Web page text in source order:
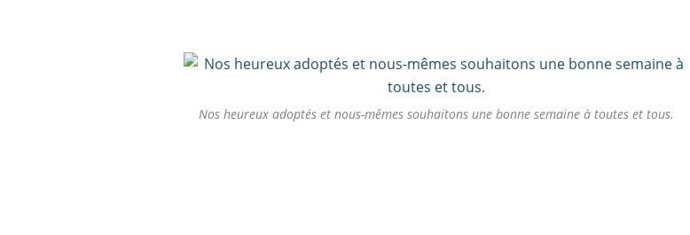
Nos heureux adoptés et nous-mêmes souhaitons une bonne semaine à toutes et tous.